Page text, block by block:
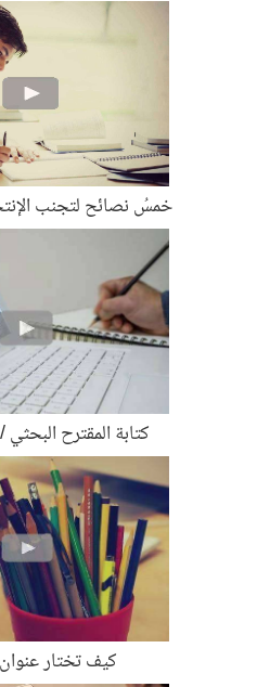
خمسُ نصائح لتجنب
كتابة المقترح
كيف تختار